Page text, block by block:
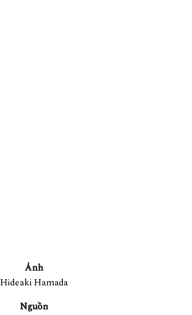
Ảnh
Hideaki Hamada
Nguồn